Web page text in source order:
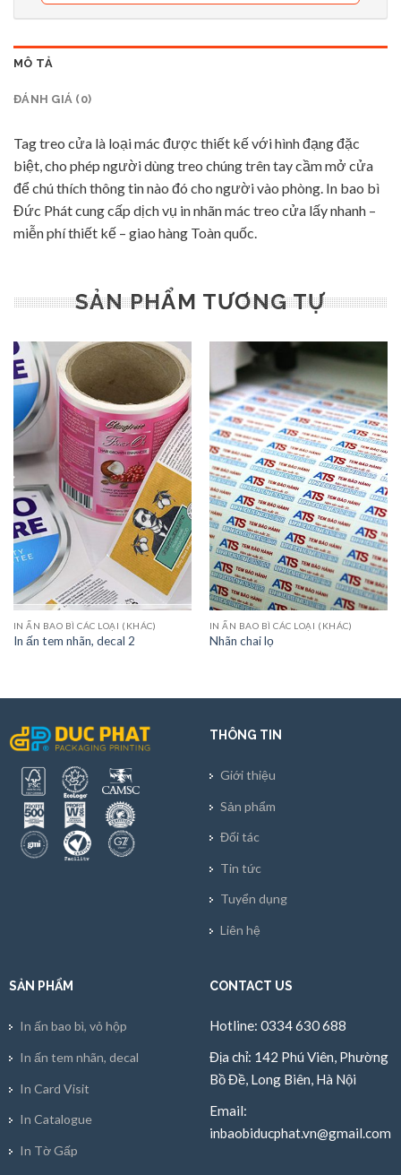
MÔ TẢ
ĐÁNH GIÁ (0)
Tag treo cửa là loại mác được thiết kế với hình đạng đặc
biệt, cho phép người dùng treo chúng trên tay cầm mở cửa
để chú thích thông tin nào đó cho người vào phòng. In bao bì
Đức Phát cung cấp dịch vụ in nhãn mác treo cửa lấy nhanh –
miễn phí thiết kế – giao hàng Toàn quốc.
SẢN PHẨM TƯƠNG TỰ
IN ẤN BAO BÌ CÁC LOẠI (KHÁC)
In ấn tem nhãn, decal 2
IN ẤN BAO BÌ CÁC LOẠI (KHÁC)
Nhãn chai lọ
THÔNG TIN
Giới thiệu
Sản phẩm
Đối tác
Tin tức
Tuyển dụng
Liên hệ
SẢN PHẨM
In ấn bao bì, vỏ hộp
In ấn tem nhãn, decal
In Card Visit
In Catalogue
In Tờ Gấp
CONTACT US
Hotline: 0334 630 688
Địa chỉ: 142 Phú Viên, Phường
Bồ Đề, Long Biên, Hà Nội
Email:
inbaobiducphat.vn@gmail.com